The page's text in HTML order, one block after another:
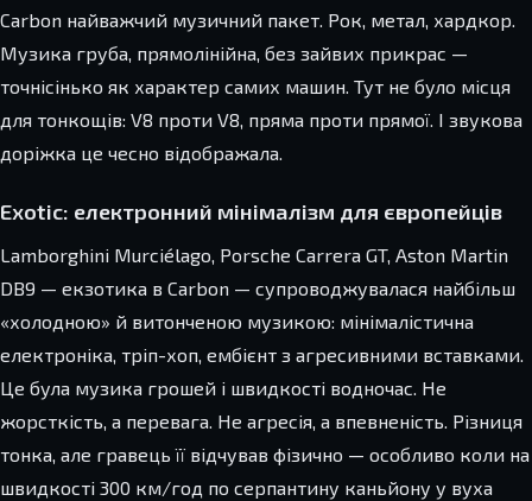
Carbon найважчий музичний пакет. Рок, метал, хардкор.
Музика груба, прямолінійна, без зайвих прикрас —
точнісінько як характер самих машин. Тут не було місця
для тонкощів: V8 проти V8, пряма проти прямої. І звукова
доріжка це чесно відображала.
Exotic: електронний мінімалізм для європейців
Lamborghini Murciélago, Porsche Carrera GT, Aston Martin
DB9 — екзотика в Carbon — супроводжувалася найбільш
«холодною» й витонченою музикою: мінімалістична
електроніка, тріп-хоп, ембієнт з агресивними вставками.
Це була музика грошей і швидкості водночас. Не
жорсткість, а перевага. Не агресія, а впевненість. Різниця
тонка, але гравець її відчував фізично — особливо коли на
швидкості 300 км/год по серпантину каньйону у вуха